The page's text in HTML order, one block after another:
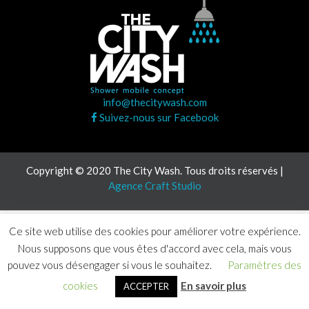
info@thecitywash.com
Suivez-nous sur Facebook
Copyright © 2020 The City Wash. Tous droits réservés |
Agence Craft Studio
Ce site web utilise des cookies pour améliorer votre expérience.
Nous supposons que vous êtes d'accord avec cela, mais vous
pouvez vous désengager si vous le souhaitez.
Paramètres des
cookies
ACCEPTER En savoir plus